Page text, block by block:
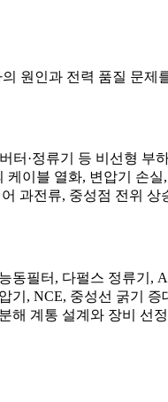
원인과 전력 품질 문
터·정류기 등 비선형 부
케이블 열화, 변압기 손
과전류, 중성점 전위 상
동필터, 다펄스 정류기,
기, NCE, 중성선 굵기
해 계통 설계와 장비 선